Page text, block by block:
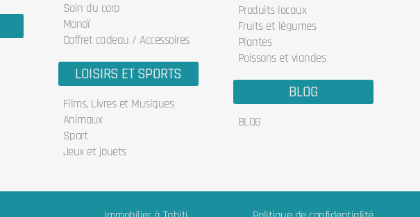
Soin du corp
Monoï
Coffret cadeau / Accessoires
LOISIRS ET SPORTS
Films, Livres et Musiques
Animaux
Sport
Jeux et jouets
Produits locaux
Fruits et légumes
Plantes
Poissons et viandes
BLOG
BLOG